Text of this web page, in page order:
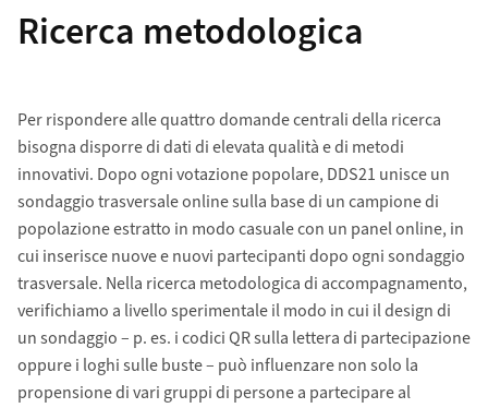
Ricerca metodologica
Per rispondere alle quattro domande centrali della ricerca
bisogna disporre di dati di elevata qualità e di metodi
innovativi. Dopo ogni votazione popolare, DDS21 unisce un
sondaggio trasversale online sulla base di un campione di
popolazione estratto in modo casuale con un panel online, in
cui inserisce nuove e nuovi partecipanti dopo ogni sondaggio
trasversale. Nella ricerca metodologica di accompagnamento,
verifichiamo a livello sperimentale il modo in cui il design di
un sondaggio – p. es. i codici QR sulla lettera di partecipazione
oppure i loghi sulle buste – può influenzare non solo la
propensione di vari gruppi di persone a partecipare al